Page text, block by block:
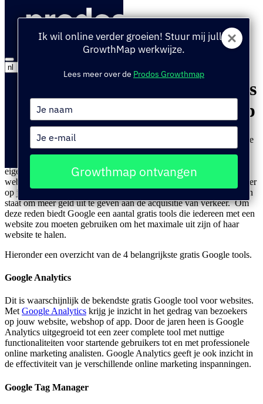
GrowthMap
Diensten
Cases
Contact
4 onmisbare gratis Google tools voor iedere
website en webshop
12december, 2017
4 onmisbare gratis Google tools
voor iedere website en webshop
Google is voor veel websites in Nederland een van de belangrijkste
bronnen van verkeer. Maar naast de zoekmachine en Google
eigenaren en marketeers kunnen helpen om het maximale uit een
website te halen. Google heeft er namelijk baat bij als de het verkeer
op jouw website zo goed mogelijk rendeert, je bent dan namelijk in
staat om meer geld uit te geven aan de acquisitie van verkeer. Om
deze reden biedt Google een aantal gratis tools die iedereen met een
website zou moeten gebruiken om het maximale uit zijn of haar
website te halen.
Hieronder een overzicht van de 4 belangrijkste gratis Google tools.
Google Analytics
Dit is waarschijnlijk de bekendste gratis Google tool voor websites.
MetGoogle Analytics krijg je inzicht in het gedrag van bezoekers
op jouw website, webshop of app. Door de jaren heen is Google
Analytics uitgegroeid tot een zeer complete tool met nuttige
functionaliteiten voor startende gebruikers tot en met professionele
online marketing analisten. Google Analytics geeft je ook inzicht in
de effectiviteit van je verschillende online marketing inspanningen.
Google Tag Manager
Ik wil online verder groeien! Stuur mij jullie
GrowthMap werkwijze.
Lees meer over de Prodos Growthmap
Type
your
name
Type
your
email
Growthmap ontvangen